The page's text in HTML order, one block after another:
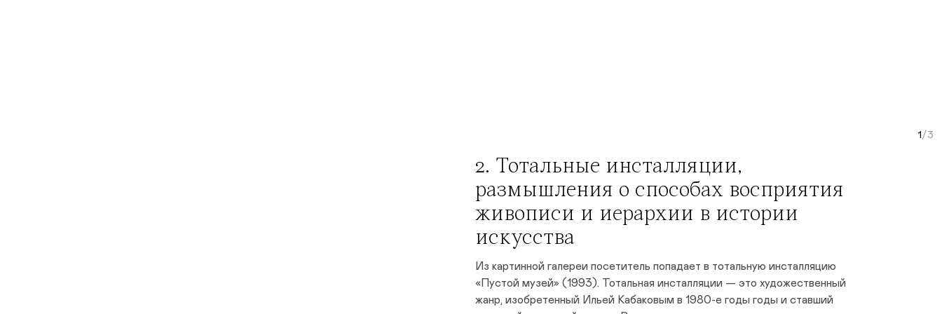
2. Тотальные инсталляции,
размышления о способах восприятия
живописи и иерархии в истории
искусства
Из картинной галереи посетитель попадает в тотальную инсталляцию
«Пустой музей» (1993). Тотальная инсталляции — это художественный
жанр, изобретенный Ильей Кабаковым в 1980-е годы годы и ставший